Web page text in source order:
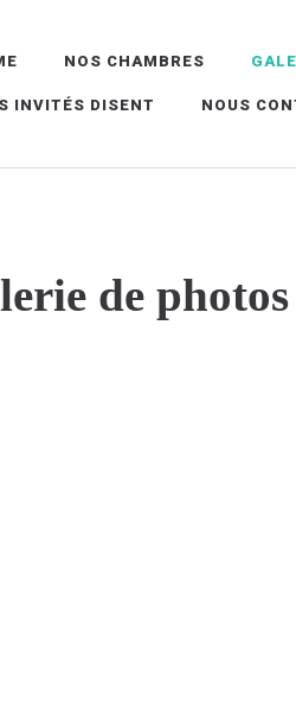
NOS CHAMBRES
INVITÉS DISENT NOUS
de photos